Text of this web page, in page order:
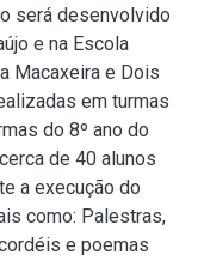
será desenvolvido
e na Escola
Macaxeira e Dois
em turmas
do 8º ano do
de 40 alunos
a execução do
como: Palestras,
e poemas